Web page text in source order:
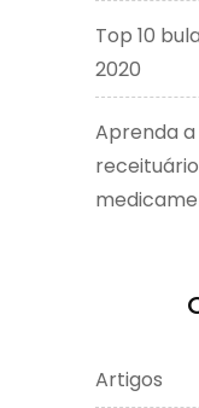
Top 10
2020
Aprenda
Artigos